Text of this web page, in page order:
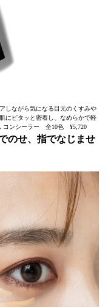
しながら気になる目元のくすみや
にピタッと密着し、なめらかで軽
コンシーラー 全10色 ¥5,720
のせ、指でなじませ